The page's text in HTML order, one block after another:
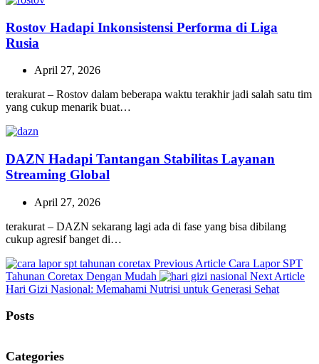
Rostov Hadapi Inkonsistensi Performa di Liga
Rusia
April 27, 2026
terakurat – Rostov dalam beberapa waktu terakhir jadi salah satu tim
yang cukup menarik buat…
DAZN Hadapi Tantangan Stabilitas Layanan
Streaming Global
April 27, 2026
terakurat – DAZN sekarang lagi ada di fase yang bisa dibilang
cukup agresif banget di…
Previous Article Previous
Post:
Cara Lapor SPT
Tahunan Coretax Dengan Mudah
Next Article
Hari Gizi Nasional: Memahami Nutrisi untuk Generasi Sehat
Posts
Categories